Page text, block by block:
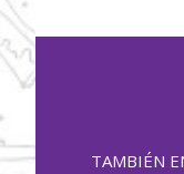
TAMBIÉN